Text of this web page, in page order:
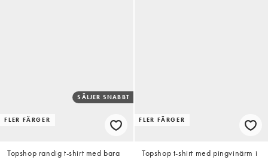
FLER FÄRGER
SÄLJER SNABBT
Topshop randig t-shirt med bara
FLER FÄRGER
Topshop t-shirt med pingvinärm i